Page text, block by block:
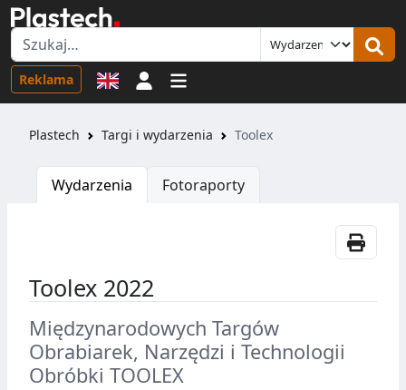
Reklama Logowanie
Plastech Targi i wydarzenia Toolex
Wydarzenia Fotoraporty
Toolex 2022
Międzynarodowych Targów
Obrabiarek, Narzędzi i Technologii
Obróbki TOOLEX